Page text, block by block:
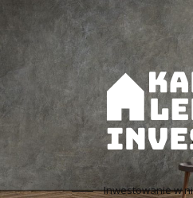
Inwestowanie w